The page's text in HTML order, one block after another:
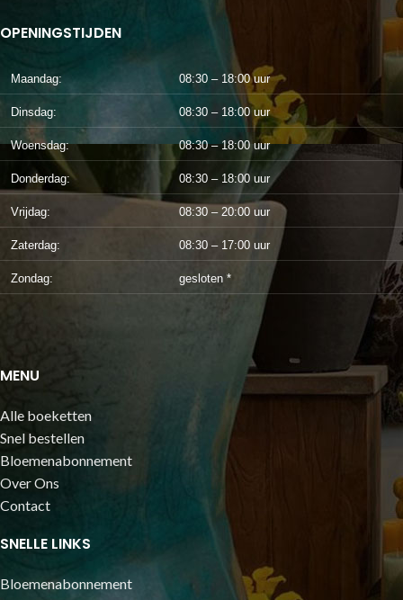
OPENINGSTIJDEN
Maandag: 08:30 – 18:00 uur
Dinsdag: 08:30 – 18:00 uur
Woensdag: 08:30 – 18:00 uur
Donderdag: 08:30 – 18:00 uur
Vrijdag: 08:30 – 20:00 uur
Zaterdag: 08:30 – 17:00 uur
Zondag: gesloten *
MENU
Alle boeketten
Snel bestellen
Bloemenabonnement
Over Ons
Contact
SNELLE LINKS
Bloemenabonnement